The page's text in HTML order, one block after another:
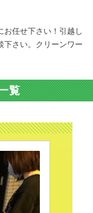
お任せ下さい！引越し
下さい。クリーンワー
覧